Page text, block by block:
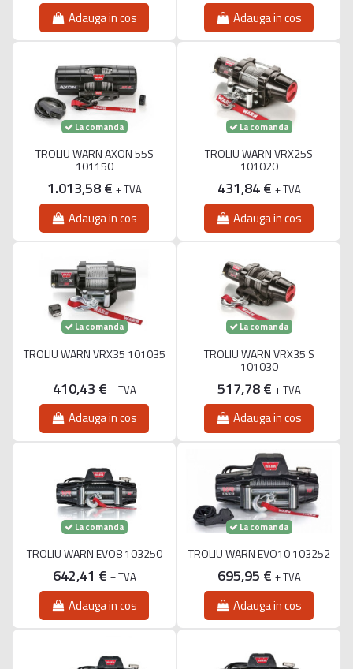
Adauga in cos Adauga in cos
La comanda
TROLIU WARN AXON 55S
101150
1.013,58 € + TVA
Adauga in cos
La comanda
TROLIU WARN VRX25S
101020
431,84 € + TVA
Adauga in cos
La comanda
TROLIU WARN VRX35 101035
410,43 € + TVA
Adauga in cos
La comanda
TROLIU WARN VRX35 S
101030
517,78 € + TVA
Adauga in cos
La comanda
TROLIU WARN EVO8 103250
642,41 € + TVA
Adauga in cos
La comanda
TROLIU WARN EVO10 103252
695,95 € + TVA
Adauga in cos